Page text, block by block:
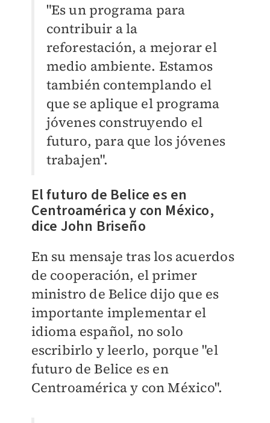
"Es un programa para
contribuir a la
reforestación, a mejorar el
medio ambiente. Estamos
también contemplando el
que se aplique el programa
jóvenes construyendo el
futuro, para que los jóvenes
trabajen".
El futuro de Belice es en
Centroamérica y con México,
dice John Briseño
En su mensaje tras los acuerdos
de cooperación, el primer
ministro de Belice dijo que es
importante implementar el
idioma español, no solo
escribirlo y leerlo, porque "el
futuro de Belice es en
Centroamérica y con México".